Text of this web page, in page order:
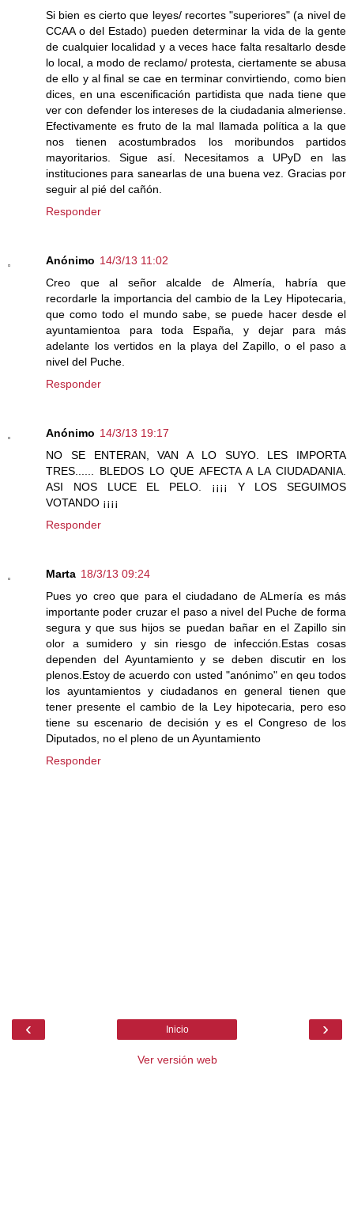
Si bien es cierto que leyes/ recortes "superiores" (a nivel de
CCAA o del Estado) pueden determinar la vida de la gente
de cualquier localidad y a veces hace falta resaltarlo desde
lo local, a modo de reclamo/ protesta, ciertamente se abusa
de ello y al final se cae en terminar convirtiendo, como bien
dices, en una escenificación partidista que nada tiene que
ver con defender los intereses de la ciudadania almeriense.
Efectivamente es fruto de la mal llamada política a la que
nos tienen acostumbrados los moribundos partidos
mayoritarios. Sigue así. Necesitamos a UPyD en las
instituciones para sanearlas de una buena vez. Gracias por
seguir al pié del cañón.
Responder
Anónimo 14/3/13 11:02
Creo que al señor alcalde de Almería, habría que
recordarle la importancia del cambio de la Ley Hipotecaria,
que como todo el mundo sabe, se puede hacer desde el
ayuntamientoa para toda España, y dejar para más
adelante los vertidos en la playa del Zapillo, o el paso a
nivel del Puche.
Responder
Anónimo 14/3/13 19:17
NO SE ENTERAN, VAN A LO SUYO. LES IMPORTA
TRES...... BLEDOS LO QUE AFECTA A LA CIUDADANIA.
ASI NOS LUCE EL PELO. ¡¡¡¡ Y LOS SEGUIMOS
VOTANDO ¡¡¡¡
Responder
Marta 18/3/13 09:24
Pues yo creo que para el ciudadano de ALmería es más
importante poder cruzar el paso a nivel del Puche de forma
segura y que sus hijos se puedan bañar en el Zapillo sin
olor a sumidero y sin riesgo de infección.Estas cosas
dependen del Ayuntamiento y se deben discutir en los
plenos.Estoy de acuerdo con usted "anónimo" en qeu todos
los ayuntamientos y ciudadanos en general tienen que
tener presente el cambio de la Ley hipotecaria, pero eso
tiene su escenario de decisión y es el Congreso de los
Diputados, no el pleno de un Ayuntamiento
Responder
‹ ›
Inicio
Ver versión web